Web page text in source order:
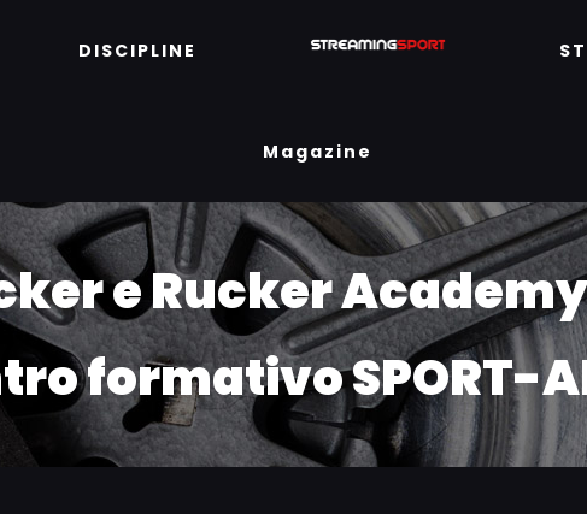
DISCIPLINE
Magazine
e Rucker
formativo SPORT-